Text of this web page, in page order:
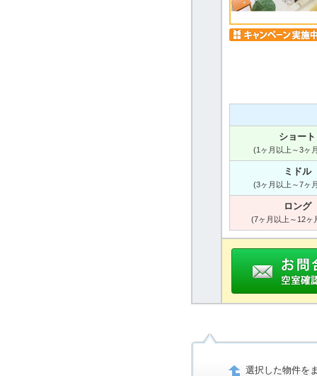
ショート
(1ヶ月以上～3ヶ
ミドル
(3ヶ月以上～7ヶ
ロング
(7ヶ月以上～12ヶ
選択した物件を